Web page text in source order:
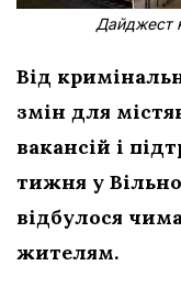
Дайджест
Від
змін для
вакансій і
тижня у
відбулося
жителям.